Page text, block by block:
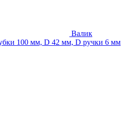
Валик
100 мм, D 42 мм, D ручки 6 мм